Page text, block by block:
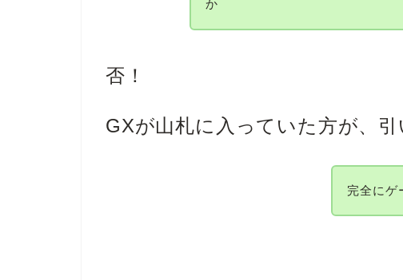
か
否！
GXが山札に入っていた方が、引
完全にゲ